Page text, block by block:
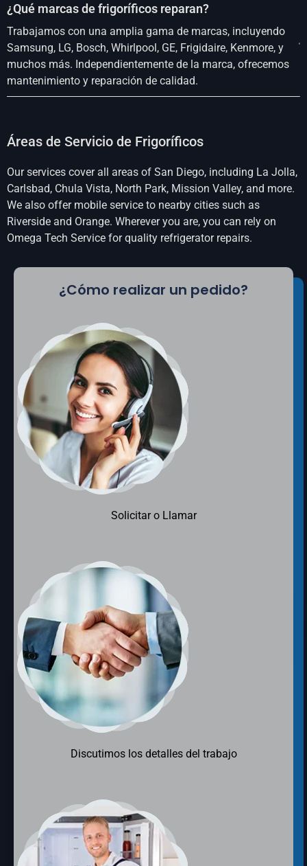
¿Qué marcas de frigoríficos reparan?
Trabajamos con una amplia gama de marcas, incluyendo
Samsung, LG, Bosch, Whirlpool, GE, Frigidaire, Kenmore, y
muchos más. Independientemente de la marca, ofrecemos
mantenimiento y reparación de calidad.
Áreas de Servicio de Frigoríficos
Our services cover all areas of San Diego, including La Jolla,
Carlsbad, Chula Vista, North Park, Mission Valley, and more.
We also offer mobile service to nearby cities such as
Riverside and Orange. Wherever you are, you can rely on
Omega Tech Service for quality refrigerator repairs.
¿Cómo realizar un pedido?
Solicitar o Llamar
Discutimos los detalles del trabajo